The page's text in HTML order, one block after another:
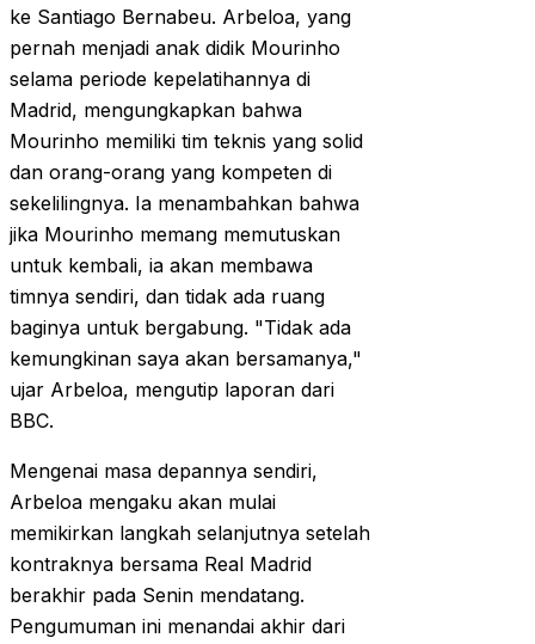
ke Santiago Bernabeu. Arbeloa, yang
pernah menjadi anak didik Mourinho
selama periode kepelatihannya di
Madrid, mengungkapkan bahwa
Mourinho memiliki tim teknis yang solid
dan orang-orang yang kompeten di
sekelilingnya. Ia menambahkan bahwa
jika Mourinho memang memutuskan
untuk kembali, ia akan membawa
timnya sendiri, dan tidak ada ruang
baginya untuk bergabung. "Tidak ada
kemungkinan saya akan bersamanya,"
ujar Arbeloa, mengutip laporan dari
BBC.
Mengenai masa depannya sendiri,
Arbeloa mengaku akan mulai
memikirkan langkah selanjutnya setelah
kontraknya bersama Real Madrid
berakhir pada Senin mendatang.
Pengumuman ini menandai akhir dari